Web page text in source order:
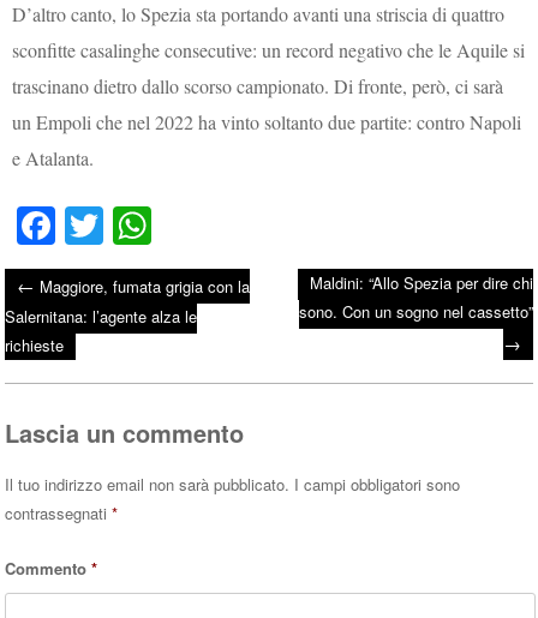
D’altro canto, lo Spezia sta portando avanti una striscia di quattro
sconfitte casalinghe consecutive: un record negativo che le Aquile si
trascinano dietro dallo scorso campionato. Di fronte, però, ci sarà
un Empoli che nel 2022 ha vinto soltanto due partite: contro Napoli
e Atalanta.
Fa
ce
bo
ok
T
wi
tte
r
ha
ts
A
pp
Post navigation
← Maggiore, fumata grigia con la
Salernitana: l’agente alza le
richieste
Maldini: “Allo Spezia per dire chi
sono. Con un sogno nel cassetto”
→
Lascia un commento
Il tuo indirizzo email non sarà pubblicato. I campi obbligatori sono
contrassegnati*
Commento*